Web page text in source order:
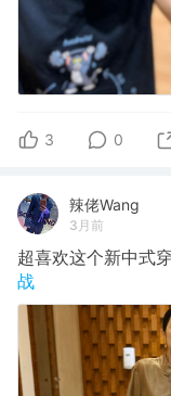
3 0
辣佬Wang
3月前
超喜欢这个新中式
战